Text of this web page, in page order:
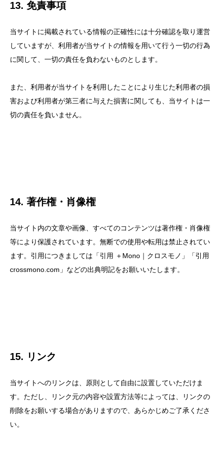
13. 免責事項
当サイトに掲載されている情報の正確性には十分確認を取り運営
していますが、利用者が当サイトの情報を用いて行う一切の行為
に関して、一切の責任を負わないものとします。
また、利用者が当サイトを利用したことにより生じた利用者の損
害および利用者が第三者に与えた損害に関しても、当サイトは一
切の責任を負いません。
14. 著作権・肖像権
当サイト内の文章や画像、すべてのコンテンツは著作権・肖像権
等により保護されています。無断での使用や転用は禁止されてい
ます。引用につきましては「引用 ＋Mono｜クロスモノ」「引用
crossmono.com」などの出典明記をお願いいたします。
15. リンク
当サイトへのリンクは、原則として自由に設置していただけま
す。ただし、リンク元の内容や設置方法等によっては、リンクの
削除をお願いする場合がありますので、あらかじめご了承くださ
い。